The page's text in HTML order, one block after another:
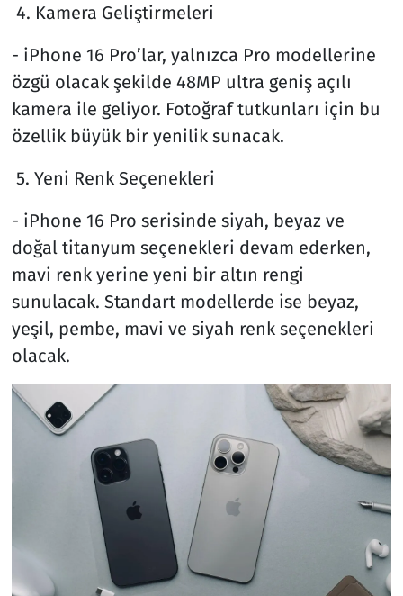
4. Kamera Geliştirmeleri
- iPhone 16 Pro’lar, yalnızca Pro modellerine
özgü olacak şekilde 48MP ultra geniş açılı
kamera ile geliyor. Fotoğraf tutkunları için bu
özellik büyük bir yenilik sunacak.
5. Yeni Renk Seçenekleri
- iPhone 16 Pro serisinde siyah, beyaz ve
doğal titanyum seçenekleri devam ederken,
mavi renk yerine yeni bir altın rengi
sunulacak. Standart modellerde ise beyaz,
yeşil, pembe, mavi ve siyah renk seçenekleri
olacak.